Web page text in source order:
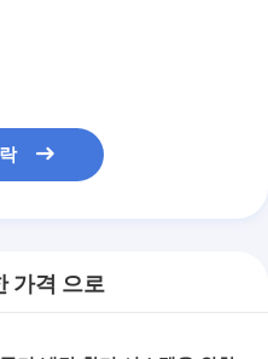
가격 으로